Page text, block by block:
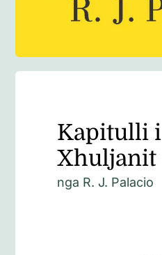
Kapitulli i
Xhuljanit
nga R. J. Palacio